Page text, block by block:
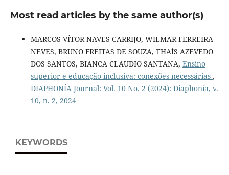
Most read articles by the same author(s)
MARCOS VÍTOR NAVES CARRIJO, WILMAR FERREIRA
NEVES, BRUNO FREITAS DE SOUZA, THAÍS AZEVEDO
DOS SANTOS, BIANCA CLAUDIO SANTANA, Ensino
superior e educação inclusiva: conexões necessárias ,
DIAPHONÍA Journal: Vol. 10 No. 2 (2024): Diaphonía, v.
10, n. 2, 2024
KEYWORDS